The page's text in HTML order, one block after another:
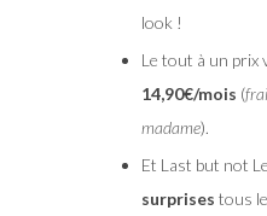
look !
Le tout à un prix
14,90€/mois (
madame).
Et Last but not
surprises tous